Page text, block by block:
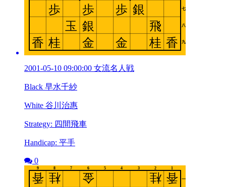
2001-05-10 09:00:00 女流名人戦
Black 早水千紗
White 谷川治惠
Strategy: 四間飛車
Handicap: 平手
0